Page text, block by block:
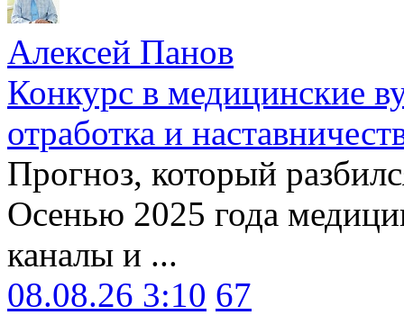
Алексей Панов
Конкурс в медицинские
отработка и
Прогноз, который
Осенью 2025 года
каналы и ...
08.08.26 3:10 67